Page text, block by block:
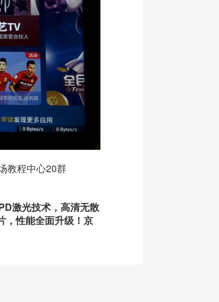
教程中心20群
激光技术，高清无散
，性能全面升级！京